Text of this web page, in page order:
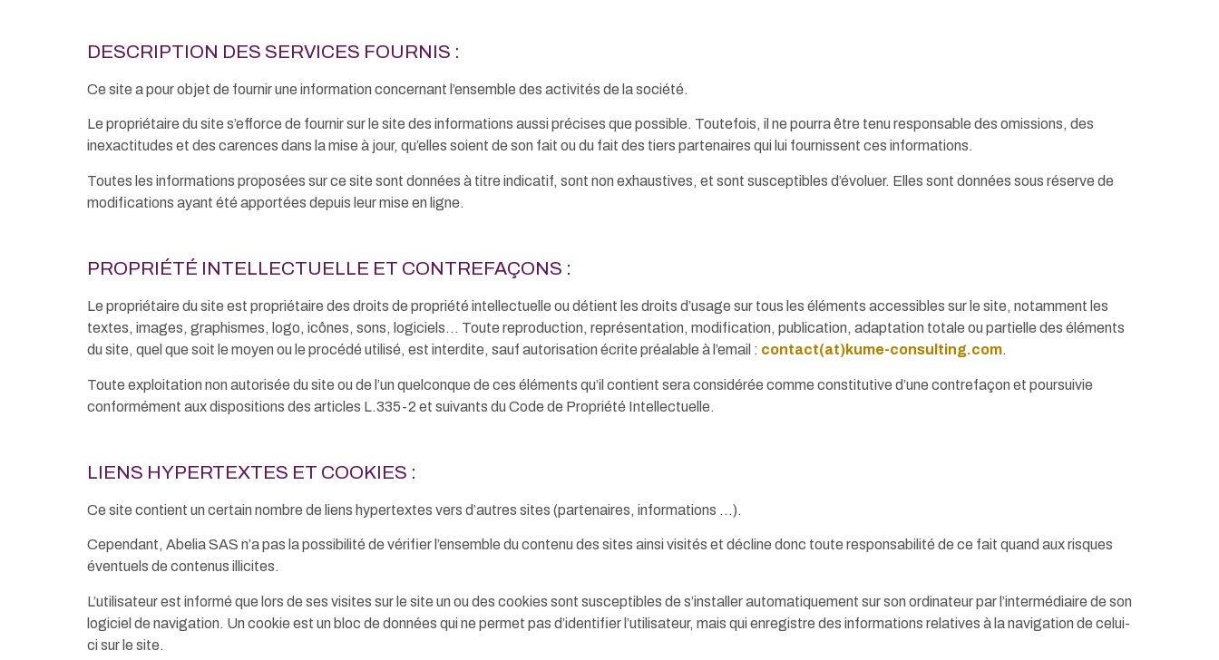
DESCRIPTION DES SERVICES FOURNIS :
Ce site a pour objet de fournir une information concernant l’ensemble des activités de la société.
Le propriétaire du site s’efforce de fournir sur le site des informations aussi précises que possible. Toutefois, il ne pourra être tenu responsable des omissions, des
inexactitudes et des carences dans la mise à jour, qu’elles soient de son fait ou du fait des tiers partenaires qui lui fournissent ces informations.
Toutes les informations proposées sur ce site sont données à titre indicatif, sont non exhaustives, et sont susceptibles d’évoluer. Elles sont données sous réserve de
modifications ayant été apportées depuis leur mise en ligne.
PROPRIÉTÉ INTELLECTUELLE ET CONTREFAÇONS :
Le propriétaire du site est propriétaire des droits de propriété intellectuelle ou détient les droits d’usage sur tous les éléments accessibles sur le site, notamment les
textes, images, graphismes, logo, icônes, sons, logiciels… Toute reproduction, représentation, modification, publication, adaptation totale ou partielle des éléments
du site, quel que soit le moyen ou le procédé utilisé, est interdite, sauf autorisation écrite préalable à l’email : contact(at)kume-consulting.com.
Toute exploitation non autorisée du site ou de l’un quelconque de ces éléments qu’il contient sera considérée comme constitutive d’une contrefaçon et poursuivie
conformément aux dispositions des articles L.335-2 et suivants du Code de Propriété Intellectuelle.
LIENS HYPERTEXTES ET COOKIES :
Ce site contient un certain nombre de liens hypertextes vers d’autres sites (partenaires, informations …).
Cependant, Abelia SAS n’a pas la possibilité de vérifier l’ensemble du contenu des sites ainsi visités et décline donc toute responsabilité de ce fait quand aux risques
éventuels de contenus illicites.
L’utilisateur est informé que lors de ses visites sur le site un ou des cookies sont susceptibles de s’installer automatiquement sur son ordinateur par l’intermédiaire de son
logiciel de navigation. Un cookie est un bloc de données qui ne permet pas d’identifier l’utilisateur, mais qui enregistre des informations relatives à la navigation de celui-
ci sur le site.